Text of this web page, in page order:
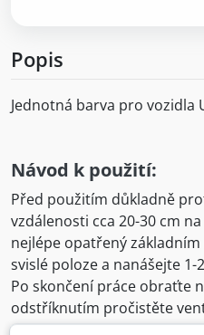
Popis
Jednotná barva pro vozidla
Návod k použití:
Před použitím důkladně
vzdálenosti cca 20-30 cm
nejlépe opatřený
svislé poloze a nanášejte
Po skončení práce obraťte
odstříknutím pročistěte